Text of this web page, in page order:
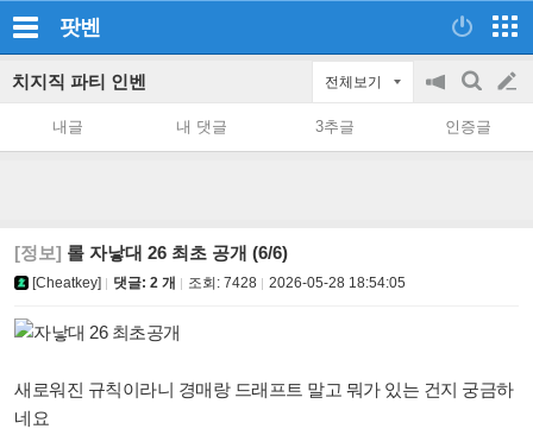
팟벤
치지직 파티 인벤 전체보기
공
on/off
검
색
글
쓰
내글 내 댓글 3추글 인증글
[정보] 롤 자낳대 26 최초 공개 (6/6)
[Cheatkey] 댓글: 2 개 조회: 7428 2026-05-28 18:54:05
새로워진 규칙이라니 경매랑 드래프트 말고 뭐가 있는 건지 궁금하
네요